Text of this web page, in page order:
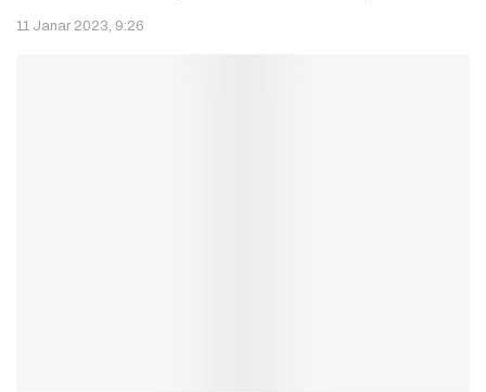
11 Janar 2023, 9:26